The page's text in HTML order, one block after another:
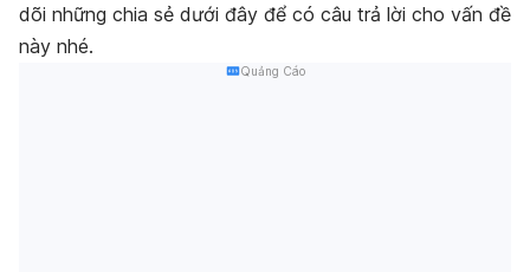
dõi những chia sẻ dưới đây để có câu trả lời cho vấn đề
này nhé.
Quảng Cáo